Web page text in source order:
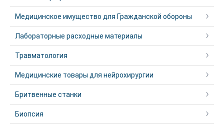
Медицинское имущество для Гражданской обороны
Лабораторные расходные материалы
Травматология
Медицинские товары для нейрохирургии
Бритвенные станки
Биопсия